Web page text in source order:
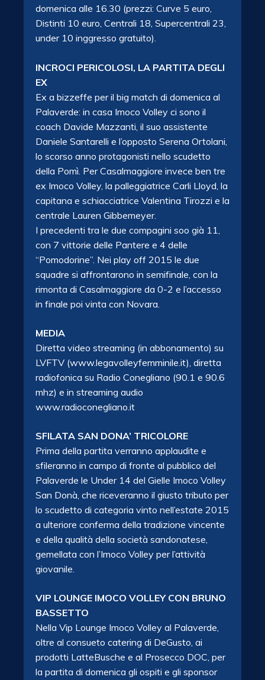
domenica alle 16.30 (prezzi: Curve 5 euro,
Distinti 10 euro, Centrali 18, Supercentrali 23,
under 10 inggresso gratuito).
INCROCI PERICOLOSI, LA PARTITA DEGLI
EX
Ex a bizzeffe per il big match di domenica al
Palaverde: in casa Imoco Volley ci sono il
coach Davide Mazzanti, il suo assistente
Daniele Santarelli e l’opposto Serena Ortolani,
lo scorso anno protagonisti nello scudetto
della Pomì. Per Casalmaggiore invece ben tre
ex Imoco Volley, la palleggiatrice Carli Lloyd, la
capitana e schiacciatrice Valentina Tirozzi e la
centrale Lauren Gibbemeyer.
I precedenti tra le due compagini soo già 11,
con 7 vittorie delle Pantere e 4 delle
“Pomodorine”. Nei play off 2015 le due
squadre si affrontarono in semifinale, con la
rimonta di Casalmaggiore da 0-2 e l’accesso
in finale poi vinta con Novara.
MEDIA
Diretta video streaming (in abbonamento) su
LVFTV (www.legavolleyfemminile.it), diretta
radiofonica su Radio Conegliano (90.1 e 90.6
mhz) e in streaming audio
www.radioconegliano.it
SFILATA SAN DONA’ TRICOLORE
Prima della partita verranno applaudite e
sfileranno in campo di fronte al pubblico del
Palaverde le Under 14 del Gielle Imoco Volley
San Donà, che riceveranno il giusto tributo per
lo scudetto di categoria vinto nell’estate 2015
a ulteriore conferma della tradizione vincente
e della qualità della società sandonatese,
gemellata con l’Imoco Volley per l’attività
giovanile.
VIP LOUNGE IMOCO VOLLEY CON BRUNO
BASSETTO
Nella Vip Lounge Imoco Volley al Palaverde,
oltre al consueto catering di DeGusto, ai
prodotti LatteBusche e al Prosecco DOC, per
la partita di domenica gli ospiti e gli sponsor